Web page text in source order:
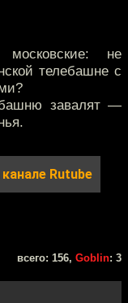
не
телебашне с
завалят —
канале Rutube
всего: 156, Goblin: 3